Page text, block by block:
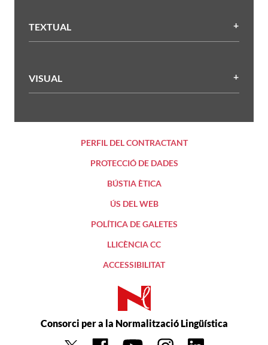
TEXTUAL
VISUAL
PERFIL DEL CONTRACTANT
PROTECCIÓ DE DADES
BÚSTIA ÈTICA
ÚS DEL WEB
POLÍTICA DE GALETES
LLICÈNCIA CC
ACCESSIBILITAT
Consorci per a la Normalització Lingüística